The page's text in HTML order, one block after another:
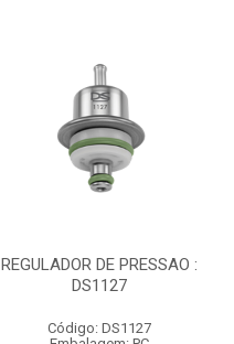
REGULADOR DE PRESSAO :
DS1127
Código: DS1127